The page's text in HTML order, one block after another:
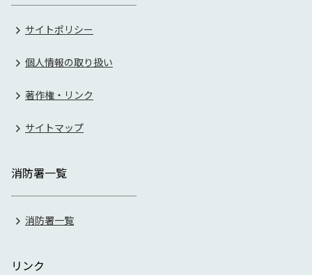
サイトポリシー
個人情報の取り扱い
著作権・リンク
サイトマップ
消防署一覧
消防署一覧
リンク